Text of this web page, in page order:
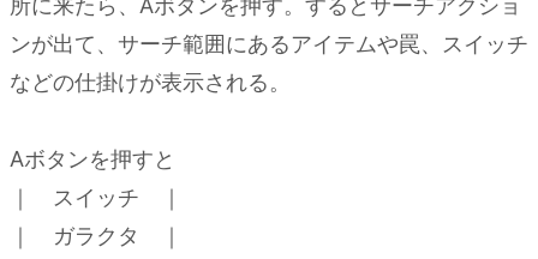
所に来たら、Aボタンを押す。するとサーチアクショ
ンが出て、サーチ範囲にあるアイテムや罠、スイッチ
などの仕掛けが表示される。
Aボタンを押すと
｜ スイッチ ｜
｜ ガラクタ ｜